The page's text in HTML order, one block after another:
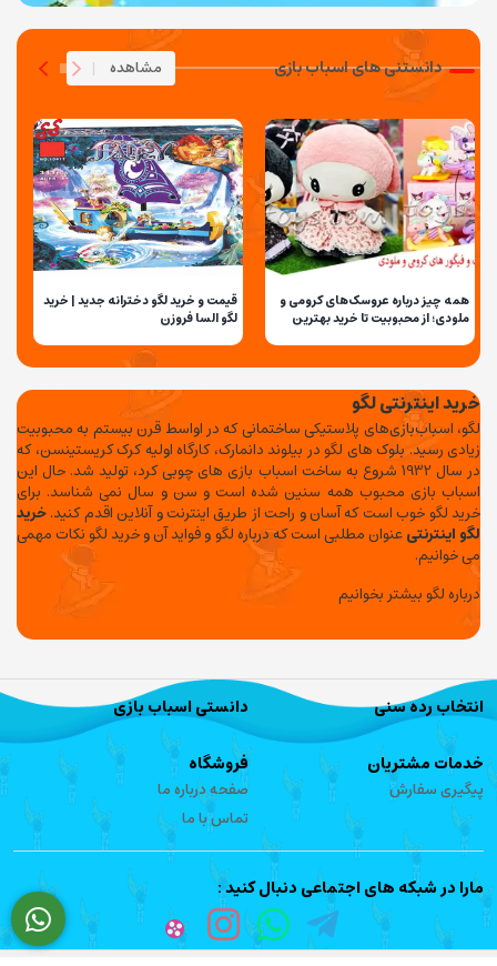
دانستنی های اسباب بازی مشاهده |
همه چیز درباره عروسک‌های کرومی و
ملودی؛ از محبوبیت تا خرید بهترین
قیمت و خرید لگو دخترانه جدید | خرید
لگو السا فروزن
خرید اینترنتی لگو
لگو، اسباب‌بازی‌های پلاستیکی ساختمانی که در اواسط قرن بیستم به محبوبیت
زیادی رسید. بلوک های لگو در بیلوند دانمارک، کارگاه اولیه کرک کریستینسن، که
در سال 1932 شروع به ساخت اسباب بازی های چوبی کرد، تولید شد. حال این
اسباب بازی محبوب همه سنین شده است و سن و سال نمی شناسد. برای
خرید لگو خوب است که آسان و راحت از طریق اینترنت و آنلاین اقدم کنید.خرید
لگو اینترنتیعنوان مطلبی است که درباره لگو و فواید آن و خرید لگو نکات مهمی
می خوانیم.
درباره لگو بیشتر بخوانیم
انتخاب رده سنی دانستی اسباب بازی
خدمات مشتریان
پیگیری سفارش
فروشگاه
صفحه درباره ما
تماس با ما
مارا در شبکه های اجتماعی دنبال کنید :